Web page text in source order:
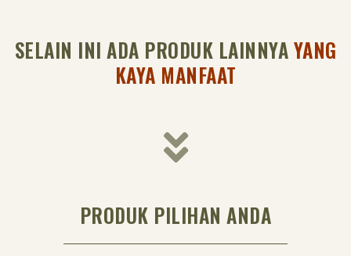
SELAIN INI ADA PRODUK LAINNYAYANG
KAYA MANFAAT
PRODUK PILIHAN ANDA